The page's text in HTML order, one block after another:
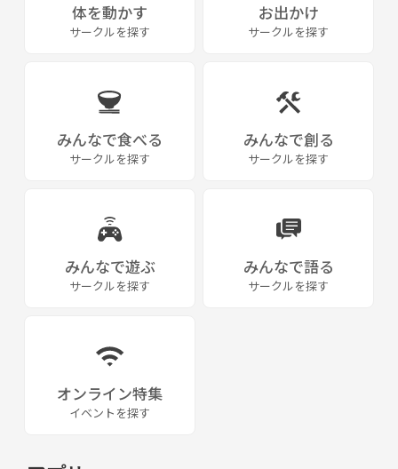
体を動かす
サークルを探す
お出かけ
サークルを探す
みんなで食べる
サークルを探す
みんなで創る
サークルを探す
みんなで遊ぶ
サークルを探す
みんなで語る
サークルを探す
オンライン特集
イベントを探す